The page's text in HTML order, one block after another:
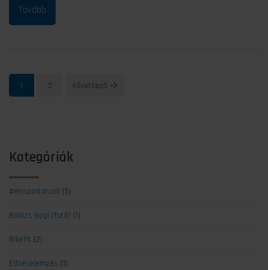
1 2
Kategóriák
#ensportarcok (5)
Balázs Bogi (futó) (1)
Bikefit (2)
Edzéselemzés (1)